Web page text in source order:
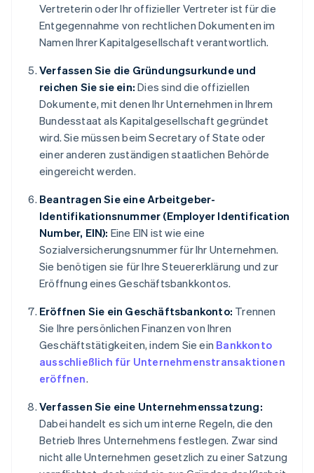
Vertreterin oder Ihr offizieller Vertreter ist für die
Entgegennahme von rechtlichen Dokumenten im
Namen Ihrer Kapitalgesellschaft verantwortlich.
Verfassen Sie die Gründungsurkunde und
reichen Sie sie ein: Dies sind die offiziellen
Dokumente, mit denen Ihr Unternehmen in Ihrem
Bundesstaat als Kapitalgesellschaft gegründet
wird. Sie müssen beim Secretary of State oder
einer anderen zuständigen staatlichen Behörde
eingereicht werden.
Beantragen Sie eine Arbeitgeber-
Identifikationsnummer (Employer Identification
Number, EIN): Eine EIN ist wie eine
Sozialversicherungsnummer für Ihr Unternehmen.
Sie benötigen sie für Ihre Steuererklärung und zur
Eröffnung eines Geschäftsbankkontos.
Eröffnen Sie ein Geschäftsbankonto: Trennen
Sie Ihre persönlichen Finanzen von Ihren
Geschäftstätigkeiten, indem Sie ein Bankkonto
ausschließlich für Unternehmenstransaktionen
eröffnen.
Verfassen Sie eine Unternehmenssatzung:
Dabei handelt es sich um interne Regeln, die den
Betrieb Ihres Unternehmens festlegen. Zwar sind
nicht alle Unternehmen gesetzlich zu einer Satzung